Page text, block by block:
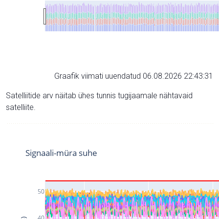
Graafik viimati uuendatud 06.08.2026 22:43:31
Satelliitide arv näitab ühes tunnis tugijaamale nähtavaid
satelliite.
50
Signaali-müra suhe